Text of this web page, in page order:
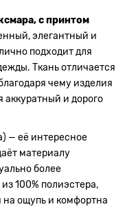
с принтом
элегантный и
подходит для
Ткань отличается
чему изделия
аккуратный и дорого
— её интересное
материалу
более
100% полиэстера,
на ощупь и комфортна